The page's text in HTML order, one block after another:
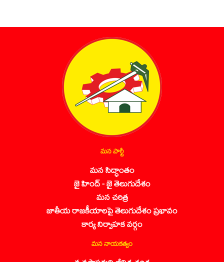
మన పార్టీ
మన సిద్ధాంతం
జై హింద్ - జై తెలుగుదేశం
మన చరిత్ర
జాతీయ రాజకీయాలపై తెలుగుదేశం ప్రభావం
కార్య నిర్వాహక వర్గం
మన నాయకత్వం